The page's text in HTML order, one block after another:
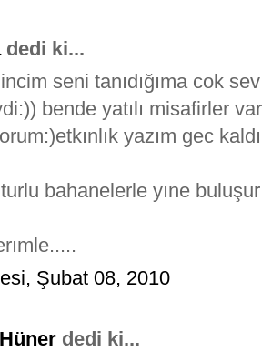
dedi ki...
seni tanıdığıma cok
bende yatılı misafirler var
yazım gec
bahanelerle yıne buluşur
Şubat 08, 2010
dedi ki...